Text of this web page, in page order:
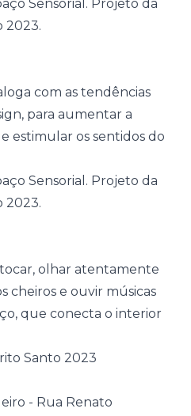
com as tendências
, para aumentar a
e estimular os sentidos do
olhar atentamente
cheiros e ouvir músicas
que conecta o interior
Santo 2023
- Rua Renato